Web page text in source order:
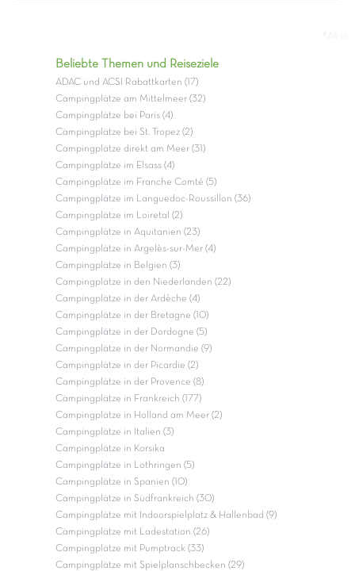
Beliebte Themen und Reiseziele
ADAC und ACSI Rabattkarten (17)
Campingplätze am Mittelmeer (32)
Campingplätze bei Paris (4)
Campingplätze bei St. Tropez (2)
Campingplätze direkt am Meer (31)
Campingplätze im Elsass (4)
Campingplätze im Franche Comté (5)
Campingplätze im Languedoc-Roussillon (36)
Campingplätze im Loiretal (2)
Campingplätze in Aquitanien (23)
Campingplätze in Argelès-sur-Mer (4)
Campingplätze in Belgien (3)
Campingplätze in den Niederlanden (22)
Campingplätze in der Ardèche (4)
Campingplätze in der Bretagne (10)
Campingplätze in der Dordogne (5)
Campingplätze in der Normandie (9)
Campingplätze in der Picardie (2)
Campingplätze in der Provence (8)
Campingplätze in Frankreich (177)
Campingplätze in Holland am Meer (2)
Campingplätze in Italien (3)
Campingplätze in Korsika
Campingplätze in Lothringen (5)
Campingplätze in Spanien (10)
Campingplätze in Südfrankreich (30)
Campingplätze mit Indoorspielplatz & Hallenbad (9)
Campingplätze mit Ladestation (26)
Campingplätze mit Pumptrack (33)
Campingplätze mit Spielplanschbecken (29)